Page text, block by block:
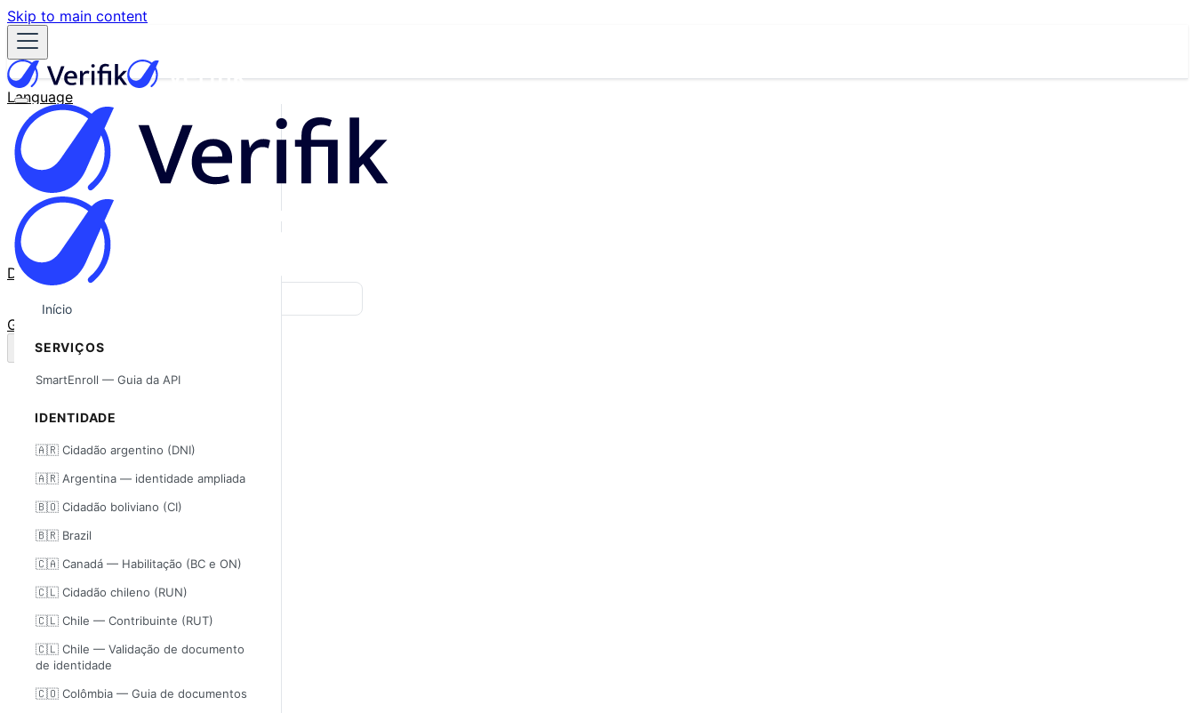
Skip to main content
Language
English
Español
Français
Português
한국어
日本語
中文
Docs
GitHub
Início
SERVIÇOS
SmartEnroll — Guia da API
IDENTIDADE
🇦🇷 Cidadão argentino (DNI)
🇦🇷 Argentina — identidade ampliada
🇧🇴 Cidadão boliviano (CI)
🇧🇷 Brazil
🇨🇦 Canadá — Habilitação (BC e ON)
🇨🇱 Cidadão chileno (RUN)
🇨🇱 Chile — Contribuinte (RUT)
🇨🇱 Chile — Validação de documento
de identidade
🇨🇴 Colômbia — Guia de documentos